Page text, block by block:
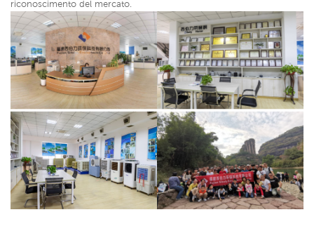
riconoscimento del mercato.